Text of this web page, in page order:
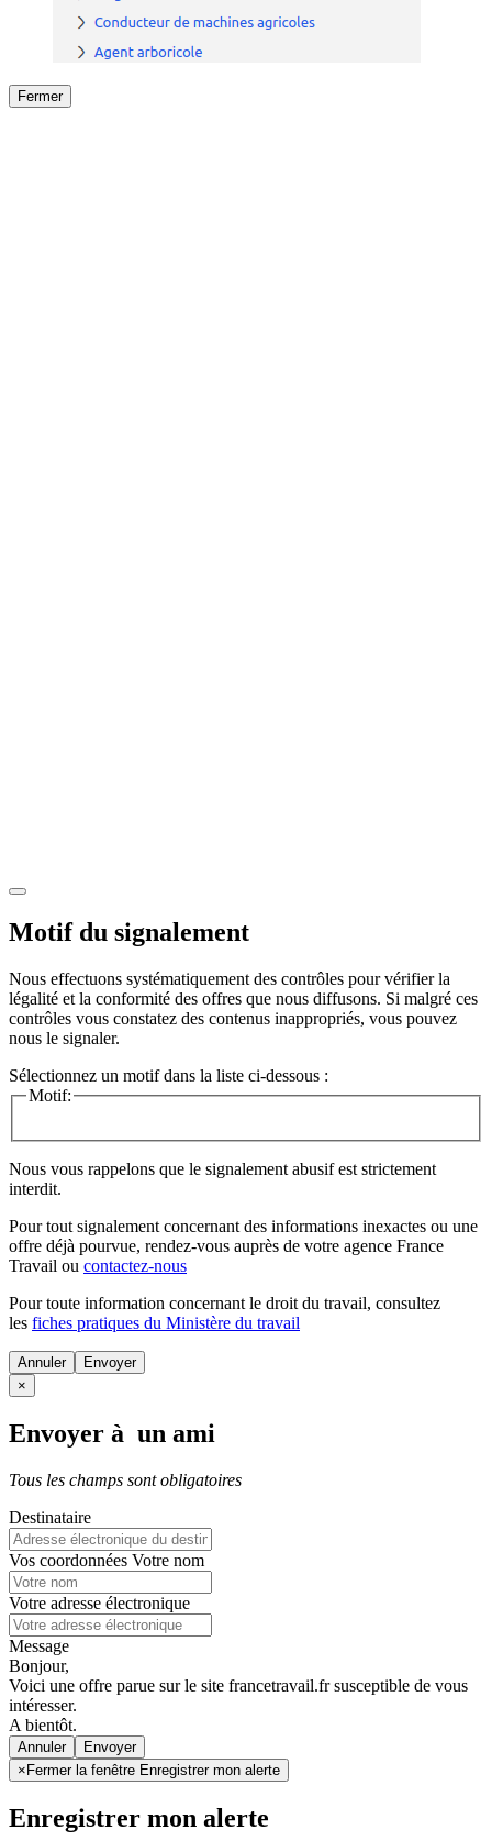
Fermer
Motif du signalement
Nous effectuons systématiquement des contrôles pour vérifier la
légalité et la conformité des offres que nous diffusons. Si malgré ces
contrôles vous constatez des contenus inappropriés, vous pouvez
nous le signaler.
Sélectionnez un motif dans la liste ci-dessous :
Motif:
Nous vous rappelons que le signalement abusif est strictement
interdit.
Pour tout signalement concernant des informations inexactes ou une
offre déjà pourvue, rendez-vous auprès de votre agence France
Travail ou contactez-nous
Pour toute information concernant le droit du travail, consultez
les fiches pratiques du Ministère du travail
Annuler
×
Envoyer à un ami
Tous les champs sont obligatoires
Destinataire
Vos coordonnées Votre nom
Votre adresse électronique
Message
Bonjour,
Voici une offre parue sur le site francetravail.fr susceptible de vous
intéresser.
A bientôt.
Annuler
× Fermer la fenêtre Enregistrer mon alerte
Enregistrer mon alerte